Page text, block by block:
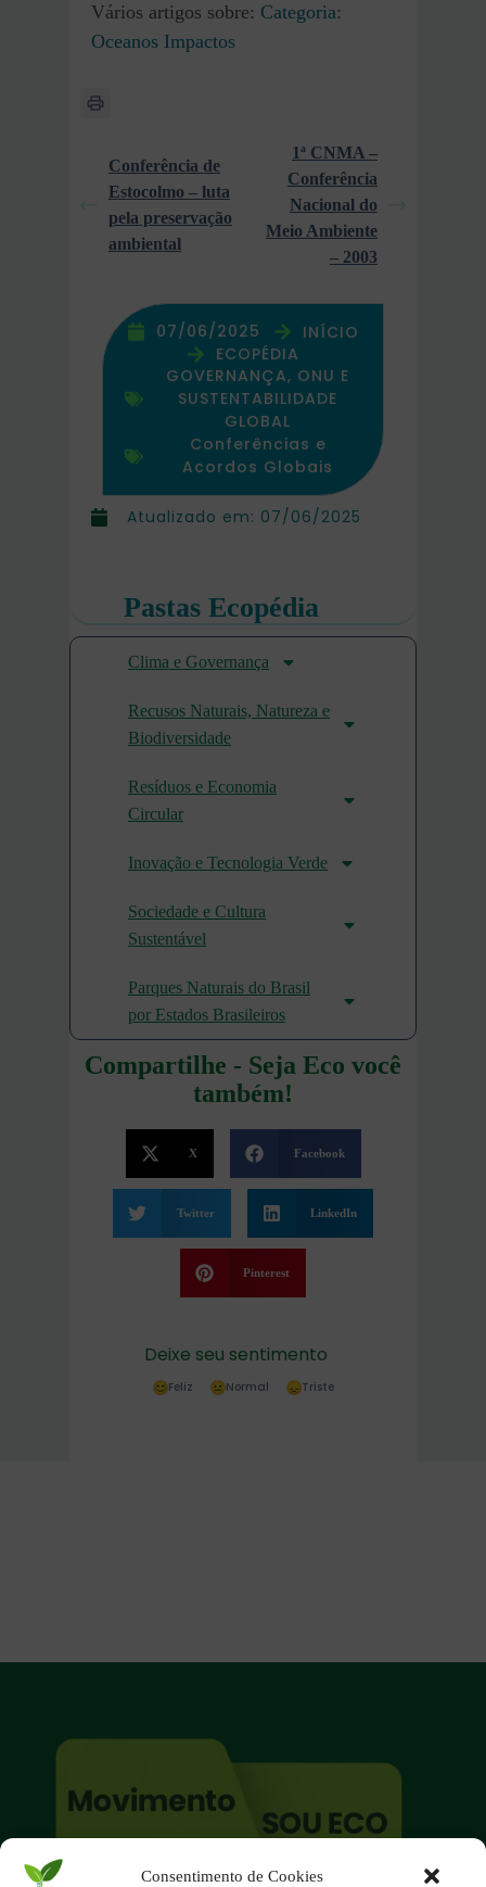
Consentimento de Cookies
Atualizado em: 07/06/2025
Vários artigos sobre: Categoria:
Oceanos Impactos
Conferência de
Estocolmo – luta
pela preservação
ambiental
1ª CNMA –
Conferência
Nacional do
Meio Ambiente
– 2003
07/06/2025
INÍCIO
ECOPÉDIA
GOVERNANÇA, ONU E
SUSTENTABILIDADE
GLOBAL
Conferências e
Acordos Globais
Pastas Ecopédia
Clima e Governança
Recusos Naturais, Natureza e
Biodiversidade
Resíduos e Economia
Circular
Inovação e Tecnologia Verde
Sociedade e Cultura
Sustentável
Parques Naturais do Brasil
por Estados Brasileiros
Compartilhe - Seja Eco você
também!
X Facebook
Twitter LinkedIn
Pinterest
Deixe seu sentimento
Feliz Normal Triste